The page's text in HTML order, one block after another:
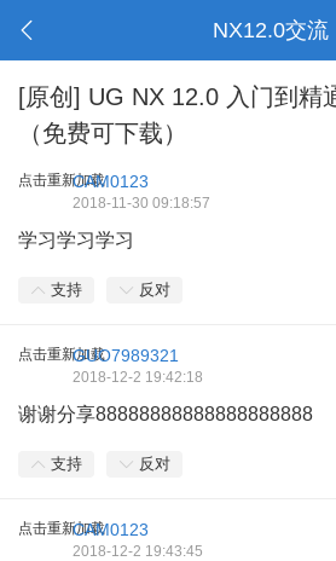
NX12.0交流
[原创] UG NX 12.0 入门到精
（免费可下载）
点击重新加载CAM0123
2018-11-30 09:18:57
学习学习学习
支持 反对
点击重新加载GUO7989321
2018-12-2 19:42:18
谢谢分享88888888888888888888
支持 反对
点击重新加载CAM0123
2018-12-2 19:43:45